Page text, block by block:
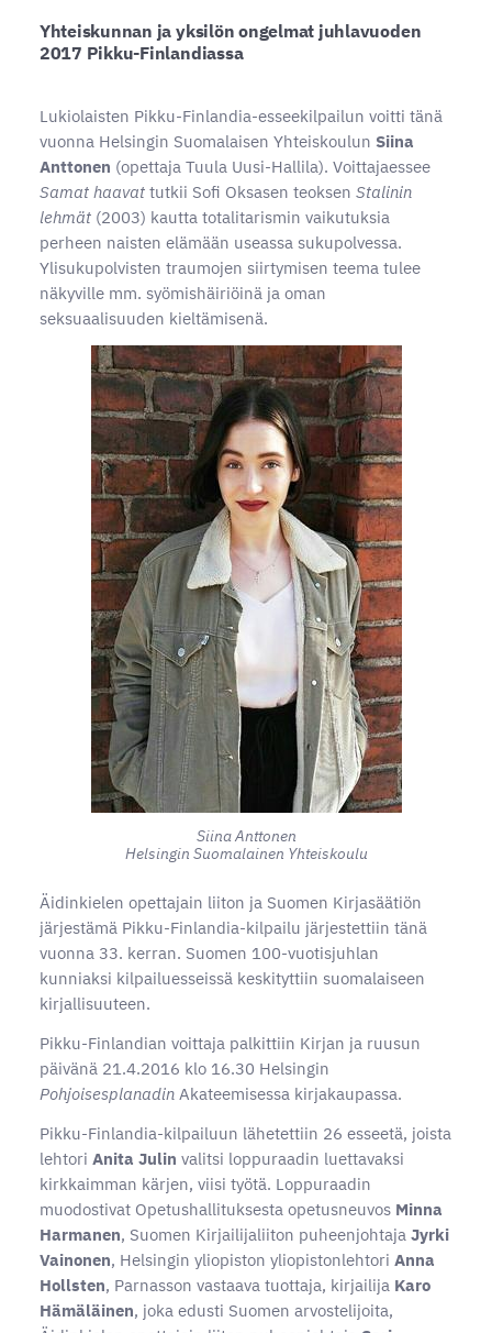
Yhteiskunnan ja yksilön ongelmat juhlavuoden
2017 Pikku-Finlandiassa
Lukiolaisten Pikku-Finlandia-esseekilpailun voitti tänä
vuonna Helsingin Suomalaisen Yhteiskoulun Siina
Anttonen (opettaja Tuula Uusi-Hallila). Voittajaessee
Samat haavattutkii Sofi Oksasen teoksen Stalinin
lehmät(2003) kautta totalitarismin vaikutuksia
perheen naisten elämään useassa sukupolvessa.
Ylisukupolvisten traumojen siirtymisen teema tulee
näkyville mm. syömishäiriöinä ja oman
seksuaalisuuden kieltämisenä.
Siina Anttonen
Helsingin Suomalainen Yhteiskoulu
Äidinkielen opettajain liiton ja Suomen Kirjasäätiön
järjestämä Pikku-Finlandia-kilpailu järjestettiin tänä
vuonna 33. kerran. Suomen 100-vuotisjuhlan
kunniaksi kilpailuesseissä keskityttiin suomalaiseen
kirjallisuuteen.
Pikku-Finlandian voittaja palkittiin Kirjan ja ruusun
päivänä 21.4.2016 klo 16.30 Helsingin
Pohjoisesplanadin Akateemisessa kirjakaupassa.
Pikku-Finlandia-kilpailuun lähetettiin 26 esseetä, joista
lehtori Anita Julin valitsi loppuraadin luettavaksi
kirkkaimman kärjen, viisi työtä. Loppuraadin
muodostivat Opetushallituksesta opetusneuvos Minna
Harmanen, Suomen Kirjailijaliiton puheenjohtaja Jyrki
Vainonen, Helsingin yliopiston yliopistonlehtori Anna
Hollsten, Parnasson vastaava tuottaja, kirjailija Karo
Hämäläinen, joka edusti Suomen arvostelijoita,